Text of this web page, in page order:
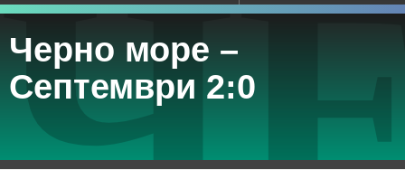
Черно море –
Септември 2:0